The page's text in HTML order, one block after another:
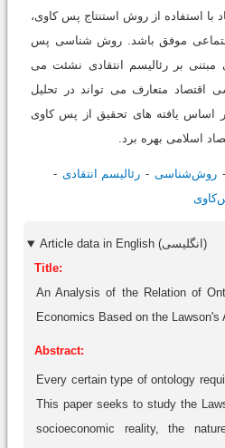
با استفاده از روش استنتاج پس کاوی،
اجتماعی موفق باشد. روش شناسی پس
بر رئالیسم انتقادی نشئت می
اقتصاد متعارف می تواند در تحلیل
اساس یافته های تحقیق از پس کاوی
اسلامی بهره برد.
روش‌شناسی
رئالیسم انتقادی
Article data in English (انگلیسی)
Title:
An Analysis of the Relation of
Economics Based on the Lawson's
Abstract:
Every certain type of ontology
This paper seeks to study the
socioeconomic reality, the